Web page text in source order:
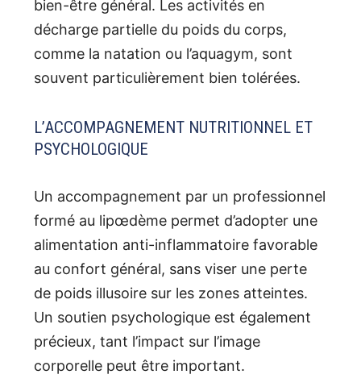
bien-être général. Les activités en
décharge partielle du poids du corps,
comme la natation ou l’aquagym, sont
souvent particulièrement bien tolérées.
L’ACCOMPAGNEMENT NUTRITIONNEL ET
PSYCHOLOGIQUE
Un accompagnement par un professionnel
formé au lipœdème permet d’adopter une
alimentation anti-inflammatoire favorable
au confort général, sans viser une perte
de poids illusoire sur les zones atteintes.
Un soutien psychologique est également
précieux, tant l’impact sur l’image
corporelle peut être important.